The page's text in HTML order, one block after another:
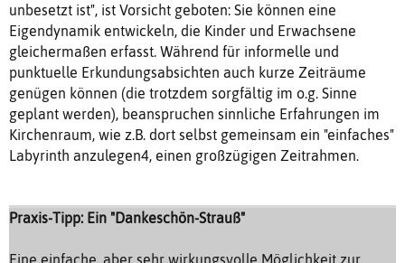
unbesetzt ist", ist Vorsicht geboten: Sie können eine
Eigendynamik entwickeln, die Kinder und Erwachsene
gleichermaßen erfasst. Während für informelle und
punktuelle Erkundungsabsichten auch kurze Zeiträume
genügen können (die trotzdem sorgfältig im o.g. Sinne
geplant werden), beanspruchen sinnliche Erfahrungen im
Kirchenraum, wie z.B. dort selbst gemeinsam ein "einfaches"
Labyrinth anzulegen4, einen großzügigen Zeitrahmen.
Praxis-Tipp: Ein "Dankeschön-Strauß"
Eine einfache, aber sehr wirkungsvolle Möglichkeit zur